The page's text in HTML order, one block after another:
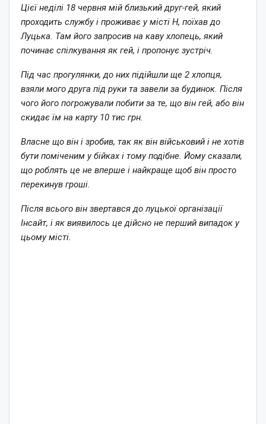
Цієї неділі 18 червня мій близький друг-гей, який
проходить службу і проживає у місті Н, поїхав до
Луцька. Там його запросив на каву хлопець, який
починає спілкування як гей, і пропонує зустріч.
Під час прогулянки, до них підійшли ще 2 хлопця,
взяли мого друга під руки та завели за будинок. Після
чого його погрожували побити за те, що він гей, або він
скидає їм на карту 10 тис грн.
Власне що він і зробив, так як він військовий і не хотів
бути поміченим у бійках і тому подібне. Йому сказали,
що роблять це не вперше і найкраще щоб він просто
перекинув гроші.
Після всього він звертався до луцької організації
Інсайт, і як виявилось це дійсно не перший випадок у
цьому місті.